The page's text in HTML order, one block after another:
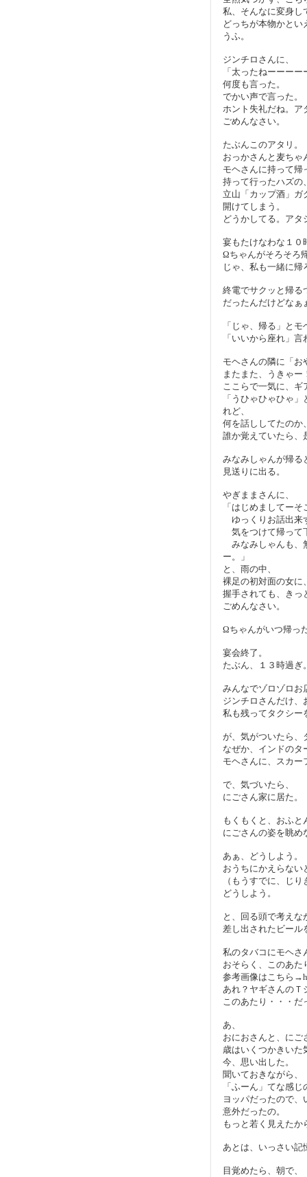
私、そんなに変身し
どっちが本物かと
うふ。
ジンチロさんに、
「太ったねーーー
何度も言った。
でかい声で言った。
ホント失礼だね。ア
ごめんなさい。
たぶんこのアタリ。
おっかさんと麦ちゃ
モヘさんに持って帰
持って行ったハズの
立山「カップ酒」ガ
開けてしまう。
どうかしてる。アタ
宴もたけなわな１０
Ωちゃんがそろそろ
じゃ、私も一緒に
終電でサクッと帰る
だったんだけどなぁ
「じゃ、帰る」と
「いいから座れ」
モヘさんの隣に「お
またまた、うきゃ
ここらで一気に、ギ
「うひゃひゃひゃ
れど、
何を話ししてたのか
誰か覚えていたら、
みなみしゃんが帰る
見送りに出る。
やぎままさんに、
「はじめましてー
ゆっくりお話出来
気をつけて帰って
みなみしゃんも、
ー。」
と、雨の中、
裸足の初対面の女に
握手されても、きっ
ごめんなさい。
Ωちゃんがいつ帰っ
宴会終了。
たぶん、１３時過ぎ
みんなでゾロゾロお
ジンチロさんだけ、
私も残ってタクシー
が、気がついたら、
なぜか、インドのタ
モヘさんに、スカー
で、気づいたら、
にごさん家に居た。
もくもくと、おふと
にごさんの姿を眺め
あぁ、どうしよう。
おうちにかえらない
（もうすでに、じ
どうしよう。
と、回る頭で考えな
差し出されたビール
私のタバコにモヘさ
おそらく、このあた
参考画像はこちら
あれ？ヤギさんのＴ
このあたり・・・だ
あ、
おにおさんと、にご
歳はいくつかきいた
今、思い出した。
聞いておきながら、
「ふーん」てな感
ヨッパだったので
意外だったの。
もっと若く見えたか
あとは、いっさい記
目覚めたら、朝で、